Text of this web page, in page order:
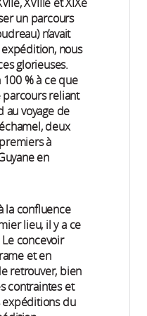
un parcours
n’avait
nous
glorieuses.
100 % à ce que
parcours reliant
au voyage de
deux
à
en
la confluence
lieu, il y a ce
concevoir
et en
retrouver, bien
contraintes et
expéditions du